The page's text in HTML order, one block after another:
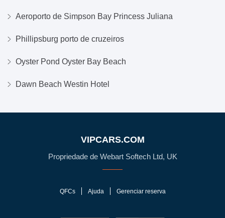
Aeroporto de Simpson Bay Princess Juliana
Phillipsburg porto de cruzeiros
Oyster Pond Oyster Bay Beach
Dawn Beach Westin Hotel
VIPCARS.COM
Propriedade de Webart Softech Ltd, UK
QFCs Ajuda Gerenciar reserva